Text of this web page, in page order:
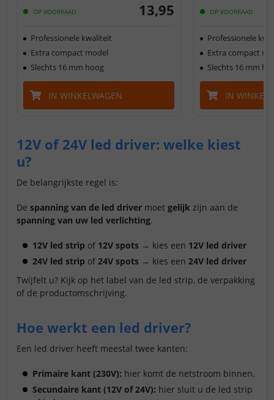
OP VOORRAAD 13,95
Professionele kwaliteit
Extra compact model
Slechts 16 mm hoog
IN WINKELWAGEN
OP VOORRAAD
Professionele
Extra compact
Slechts 16 mm
IN
12V of 24V led driver: welke kiest
u?
De belangrijkste regel is:
De spanning van de led driver moet gelijk zijn aan de
spanning van uw led verlichting.
12V led strip of 12V spots → kies een 12V led driver
24V led strip of 24V spots → kies een 24V led driver
Twijfelt u? Kijk op het label van de led strip, de verpakking
of de productomschrijving.
Hoe werkt een led driver?
Een led driver heeft meestal twee kanten:
Primaire kant (230V): hier komt de netstroom binnen.
Secundaire kant (12V of 24V): hier sluit u de led strip